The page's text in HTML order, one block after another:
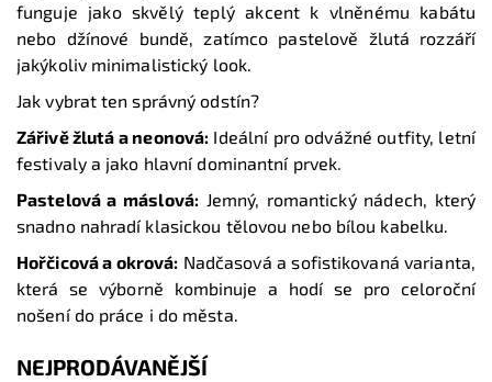
funguje jako skvělý teplý akcent k vlněnému kabátu
nebo džínové bundě, zatímco pastelově žlutá rozzáří
jakýkoliv minimalistický look.
Jak vybrat ten správný odstín?
Zářivě žlutá a neonová: Ideální pro odvážné outfity, letní
festivaly a jako hlavní dominantní prvek.
Pastelová a máslová:Jemný, romantický nádech, který
snadno nahradí klasickou tělovou nebo bílou kabelku.
Hořčicová a okrová: Nadčasová a sofistikovaná varianta,
která se výborně kombinuje a hodí se pro celoroční
nošení do práce i do města.
NEJPRODÁVANĚJŠÍ